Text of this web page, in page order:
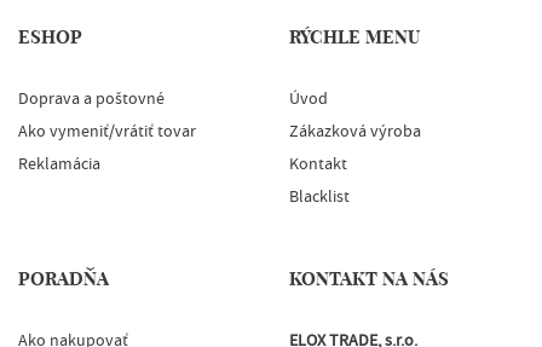
ESHOP
Doprava a poštovné
Ako vymeniť/vrátiť tovar
Reklamácia
RÝCHLE MENU
Úvod
Zákazková výroba
Kontakt
Blacklist
PORADŇA
Ako nakupovať
KONTAKT NA NÁS
ELOX TRADE, s.r.o.